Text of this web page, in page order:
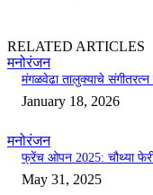
RELATED ARTICLES
मनोरंजन
मंगळवेढा तालुक्याचे
January 18, 2026
मनोरंजन
फ्रेंच ओपन 2025: चौथ्या
May 31, 2025